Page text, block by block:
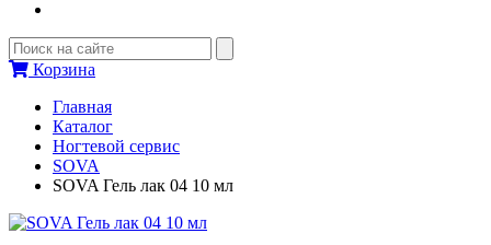
Корзина
Главная
Каталог
Ногтевой сервис
SOVA
SOVA Гель лак 04 10 мл